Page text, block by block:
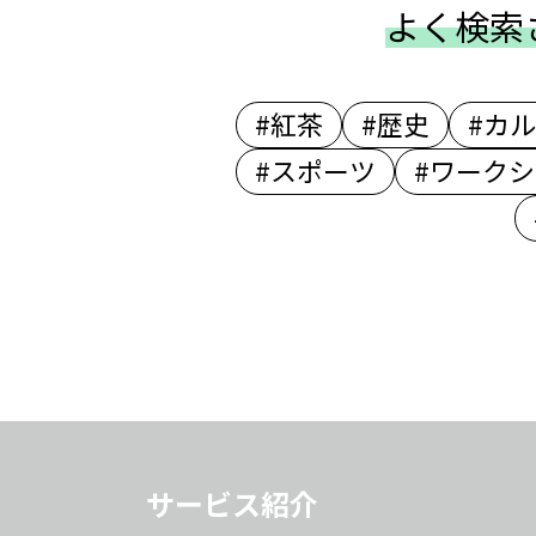
よく検
#紅茶 #歴史
#カ
#スポーツ
#ワーク
サービス紹介